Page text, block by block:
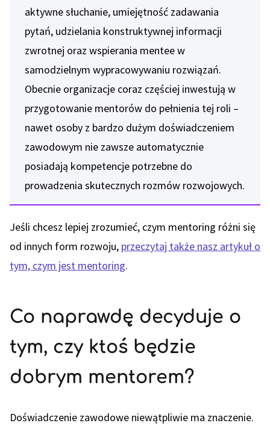
aktywne słuchanie, umiejętność zadawania
pytań, udzielania konstruktywnej informacji
zwrotnej oraz wspierania mentee w
samodzielnym wypracowywaniu rozwiązań.
Obecnie organizacje coraz częściej inwestują w
przygotowanie mentorów do pełnienia tej roli –
nawet osoby z bardzo dużym doświadczeniem
zawodowym nie zawsze automatycznie
posiadają kompetencje potrzebne do
prowadzenia skutecznych rozmów rozwojowych.
Jeśli chcesz lepiej zrozumieć, czym mentoring różni się
od innych form rozwoju, przeczytaj także nasz artykuł o
tym, czym jest mentoring.
Co naprawdę decyduje o
tym, czy ktoś będzie
dobrym mentorem?
Doświadczenie zawodowe niewątpliwie ma znaczenie.